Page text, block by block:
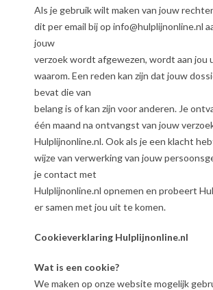
Als je gebruik wilt maken van jouw
dit per email bij op info@hulplijnonline.nl
jouw
verzoek wordt afgewezen, wordt aan jou
waarom. Een reden kan zijn dat jouw
bevat die van
belang is of kan zijn voor anderen. Je
één maand na ontvangst van jouw
Hulplijnonline.nl. Ook als je een klacht
wijze van verwerking van jouw
je contact met
Hulplijnonline.nl opnemen en probeert
er samen met jou uit te komen.
Cookieverklaring Hulplijnonline.nl
Wat is een cookie?
We maken op onze website mogelijk